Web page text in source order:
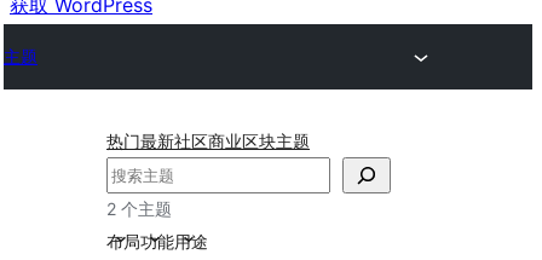
获取 WordPress
主题
热门最新社区商业区块主题
搜
索
2 个主题
布局功能用途